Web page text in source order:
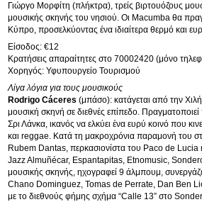
Γιώργο Μορφίτη (πλήκτρα), τρείς βιρτουόζους
μουσικής σκηνής του νησιού. Οι Macumba θα
Κύπρο, προσελκύοντας ένα ιδιαίτερα θερμό και
Είσοδος: €12
Κρατήσεις απαραίτητες στο 70002420 (μόνο
Χορηγός: Υφυπουργείο Τουρισμού
Λίγα λόγια για τους μουσικούς
Rodrigo Cáceres (μπάσο): κατάγεται από την
μουσική σκηνή σε διεθνές επίπεδο.
Σρι Λάνκα, ικανός να ελκύει ένα ευρύ κοινό που
και reggae. Κατά τη μακροχρόνια παραμονή του
Rubem Dantas, περκασιονίστα του Paco de Lucia
Jazz Almuñécar, Espantapitas, Etnomusic,
μουσικής σκηνής, ηχογραφεί 9 άλμπουμ,
Chano Dominguez, Tomas de Perrate, Dan Ben
με το διεθνούς φήμης σχήμα “Calle 13” στο